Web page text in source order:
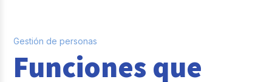
Pago de nómina
Buk
Gestión de personas
Funciones que